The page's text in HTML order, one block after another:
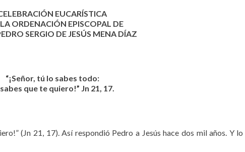
EUCARÍSTICA
ORDENACIÓN EPISCOPAL DE
SERGIO DE JESÚS MENA DÍAZ
“¡Señor, tú lo sabes todo:
que te quiero!” Jn 21, 17.
(Jn 21, 17). Así respondió Pedro a Jesús hace dos mil años. Y